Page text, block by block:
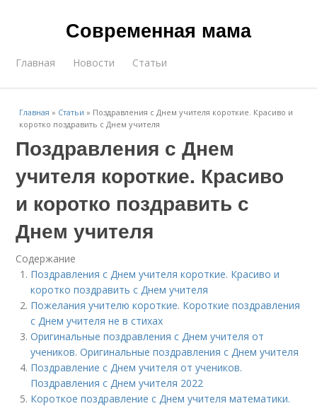
Современная мама
Главная Новости Статьи
Главная » Статьи » Поздравления с Днем учителя короткие. Красиво и
коротко поздравить с Днем учителя
Поздравления с Днем
учителя короткие. Красиво
и коротко поздравить с
Днем учителя
Содержание
Поздравления с Днем учителя короткие. Красиво и
коротко поздравить с Днем учителя
Пожелания учителю короткие. Короткие поздравления
с Днем учителя не в стихах
Оригинальные поздравления с Днем учителя от
учеников. Оригинальные поздравления с Днем учителя
Поздравление с Днем учителя от учеников.
Поздравления с Днем учителя 2022
Короткое поздравление с Днем учителя математики.